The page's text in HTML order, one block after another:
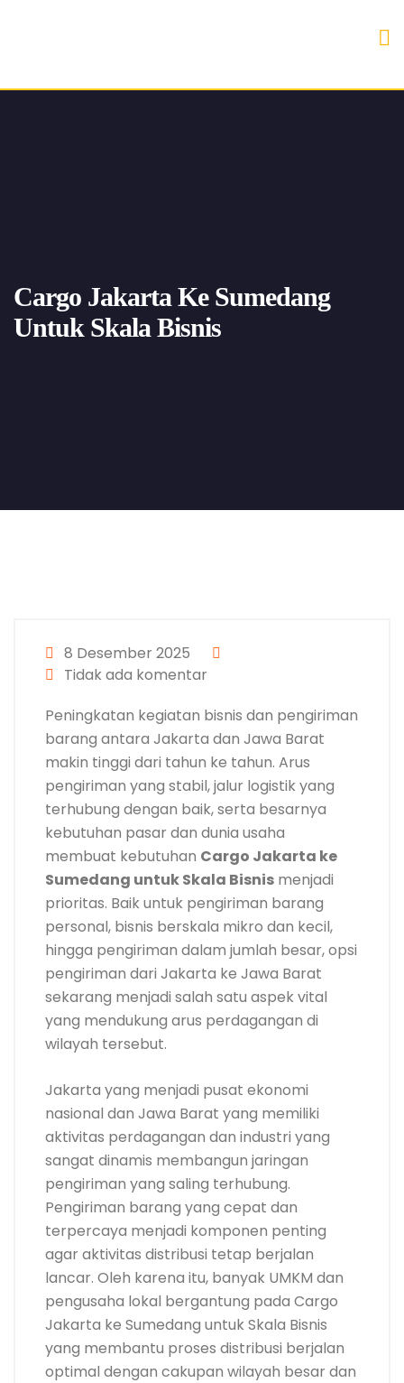
Cargo Jakarta Ke Sumedang
Untuk Skala Bisnis
8 Desember 2025
Tidak ada komentar
Peningkatan kegiatan bisnis dan pengiriman
barang antara Jakarta dan Jawa Barat
makin tinggi dari tahun ke tahun. Arus
pengiriman yang stabil, jalur logistik yang
terhubung dengan baik, serta besarnya
kebutuhan pasar dan dunia usaha
membuat kebutuhan Cargo Jakarta ke
Sumedang untuk Skala Bisnis menjadi
prioritas. Baik untuk pengiriman barang
personal, bisnis berskala mikro dan kecil,
hingga pengiriman dalam jumlah besar, opsi
pengiriman dari Jakarta ke Jawa Barat
sekarang menjadi salah satu aspek vital
yang mendukung arus perdagangan di
wilayah tersebut.
Jakarta yang menjadi pusat ekonomi
nasional dan Jawa Barat yang memiliki
aktivitas perdagangan dan industri yang
sangat dinamis membangun jaringan
pengiriman yang saling terhubung.
Pengiriman barang yang cepat dan
terpercaya menjadi komponen penting
agar aktivitas distribusi tetap berjalan
lancar. Oleh karena itu, banyak UMKM dan
pengusaha lokal bergantung pada Cargo
Jakarta ke Sumedang untuk Skala Bisnis
yang membantu proses distribusi berjalan
optimal dengan cakupan wilayah besar dan